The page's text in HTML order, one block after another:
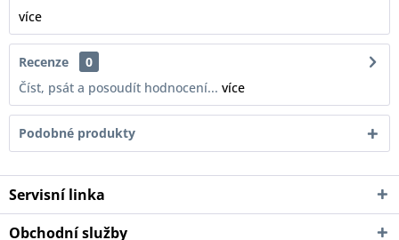
více
Recenze
0
Číst, psát a posoudít hodnocení... více
Podobné produkty
Servisní linka
Obchodní služby